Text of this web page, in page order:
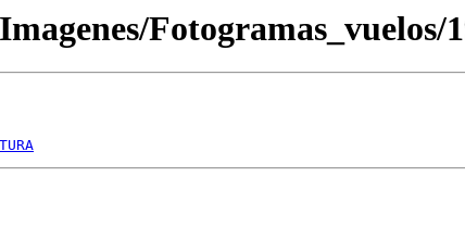
Fotogramas_vuelos/